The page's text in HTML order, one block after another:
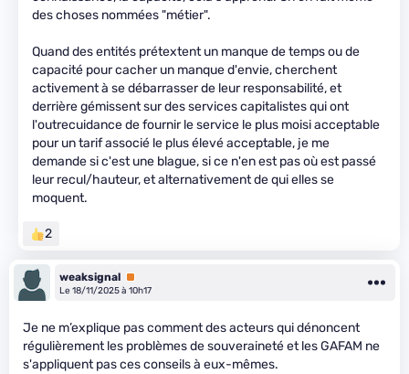
des choses nommées "métier".
Quand des entités prétextent un manque de temps ou de
capacité pour cacher un manque d'envie, cherchent
activement à se débarrasser de leur responsabilité, et
derrière gémissent sur des services capitalistes qui ont
l'outrecuidance de fournir le service le plus moisi acceptable
pour un tarif associé le plus élevé acceptable, je me
demande si c'est une blague, si ce n'en est pas où est passé
leur recul/hauteur, et alternativement de qui elles se
moquent.
2
weaksignal Premium
Le 18/11/2025 à 10h17
Je ne m’explique pas comment des acteurs qui dénoncent
régulièrement les problèmes de souveraineté et les GAFAM ne
s'appliquent pas ces conseils à eux-mêmes.